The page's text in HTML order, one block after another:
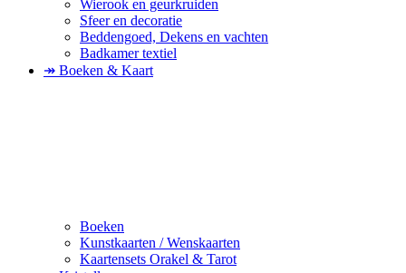
Wierook en geurkruiden
Sfeer en decoratie
Beddengoed, Dekens en vachten
Badkamer textiel
↠ Boeken & Kaart
Boeken
Kunstkaarten / Wenskaarten
Kaartensets Orakel & Tarot